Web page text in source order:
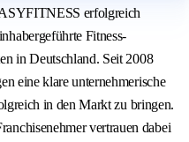
erfolgreich
Fitness-
in Deutschland. Seit 2008
eine klare unternehmerische
in den Markt zu bringen.
vertrauen dabei